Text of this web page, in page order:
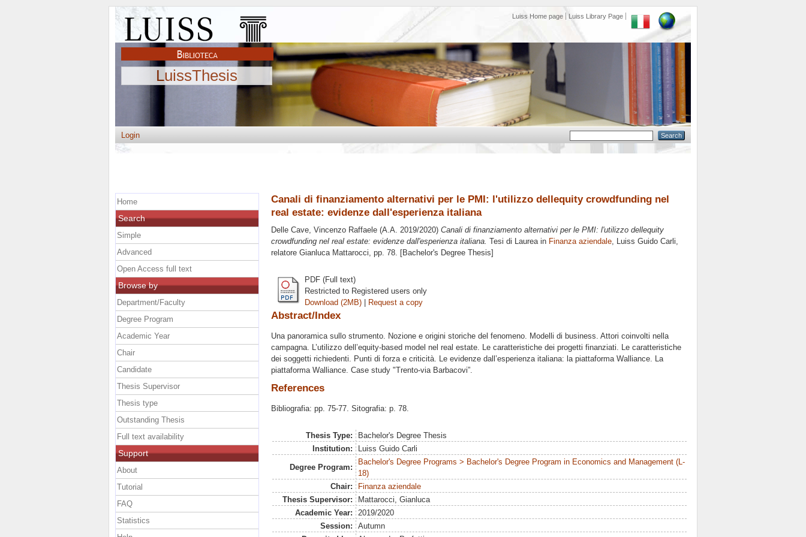
Luiss Home page Luiss Library Page
LuissThesis
Login
Canali di finanziamento alternativi per le PMI: l'utilizzo dellequity crowdfunding nel
real estate: evidenze dall'esperienza italiana
Delle Cave, Vincenzo Raffaele (A.A. 2019/2020) Canali di finanziamento alternativi per le PMI: l'utilizzo dellequity
crowdfunding nel real estate: evidenze dall'esperienza italiana. Tesi di Laurea in Finanza aziendale, Luiss Guido Carli,
relatore Gianluca Mattarocci, pp. 78. [Bachelor's Degree Thesis]
PDF (Full text)
Restricted to Registered users only
Download (2MB) | Request a copy
Abstract/Index
Una panoramica sullo strumento. Nozione e origini storiche del fenomeno. Modelli di business. Attori coinvolti nella
campagna. L’utilizzo dell’equity-based model nel real estate. Le caratteristiche dei progetti finanziati. Le caratteristiche
dei soggetti richiedenti. Punti di forza e criticità. Le evidenze dall’esperienza italiana: la piattaforma Walliance. La
piattaforma Walliance. Case study "Trento-via Barbacovi”.
References
Bibliografia: pp. 75-77. Sitografia: p. 78.
Thesis Type:
Bachelor's Degree Thesis
Institution:
Luiss Guido Carli
Degree Program:
Bachelor's Degree Programs > Bachelor's Degree Program in Economics and Management (L-
18)
Chair:
Finanza aziendale
Thesis Supervisor:
Mattarocci, Gianluca
Academic Year:
2019/2020
Session:
Autumn
Home
Search
Simple
Advanced
Open Access full text
Browse by
Department/Faculty
Degree Program
Academic Year
Chair
Candidate
Thesis Supervisor
Thesis type
Outstanding Thesis
Full text availability
Support
About
Tutorial
FAQ
Statistics